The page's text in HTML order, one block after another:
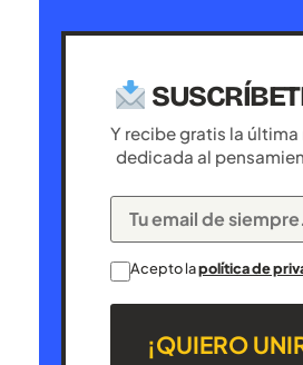
Y recibe gratis la
dedicada al
Acepto lapolítica de
¡QUIERO